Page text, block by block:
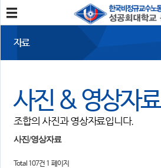
분회소개
소식
공지사항
언론보도
참여
자료
사진 & 영상자료
조합의 사진과 영상자료입니다.
사진/영상자료
Total 107건 1 페이지